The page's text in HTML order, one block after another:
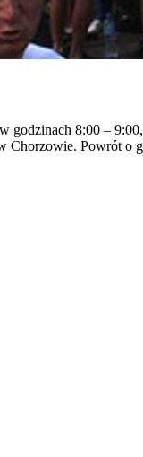
godzinach 8:00 –
Chorzowie. Powrót o